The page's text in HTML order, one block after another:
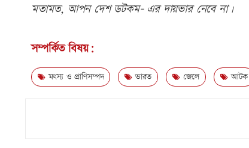
মতামত, আপন দেশ ডটকম- এর দায়ভার নেবে না।
সম্পর্কিত বিষয়:
মৎস্য ও প্রাণিসম্পদ ভারত জেলে আটক